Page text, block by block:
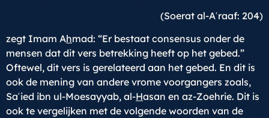
(Soerat al-Aʿraaf: 204)
zegt Imam Ahmad: “Er bestaat consensus onder de
mensen dat dit vers betrekking heeft op het gebed.”
Oftewel, dit vers is gerelateerd aan het gebed. En dit is
ook de mening van andere vrome voorgangers zoals,
Saʿied ibn ul-Moesayyab, al-Hasan en az-Zoehrie. Dit is
ook te vergelijken met de volgende woorden van de